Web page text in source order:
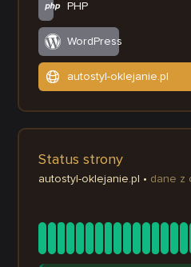
PHP
WordPress
autostyl-oklejanie.pl
Status strony
autostyl-oklejanie.pl • dane z